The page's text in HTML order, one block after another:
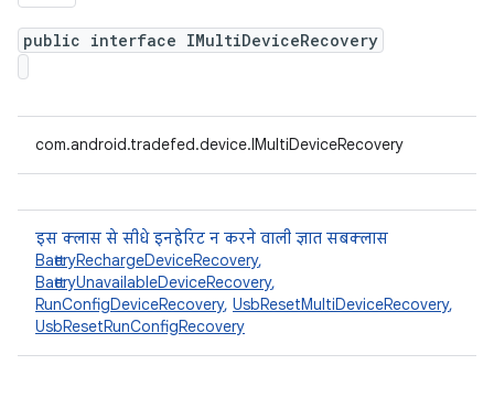
public interface IMultiDeviceRecovery
com.android.tradefed.device.IMultiDeviceRecovery
इस क्लास से सीधे इनहेरिट न करने वाली ज्ञात सबक्लास
BatteryRechargeDeviceRecovery,
BatteryUnavailableDeviceRecovery,
RunConfigDeviceRecovery, UsbResetMultiDeviceRecovery,
UsbResetRunConfigRecovery